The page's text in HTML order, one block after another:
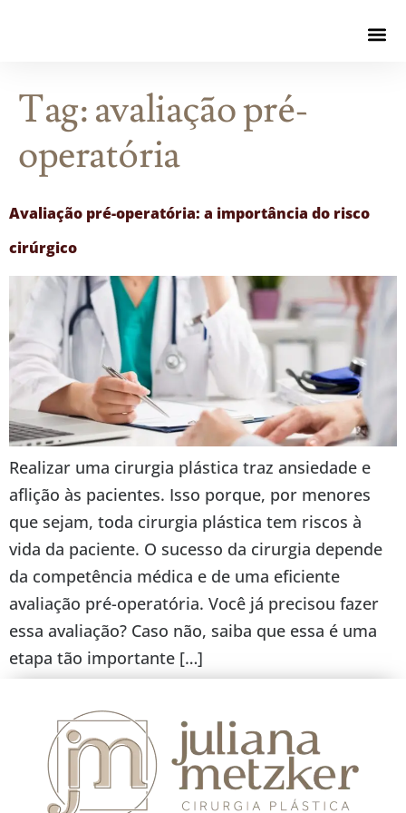
Tag:avaliação pré-
operatória
Avaliação pré-operatória: a importância do risco
cirúrgico
Realizar uma cirurgia plástica traz ansiedade e
aflição às pacientes. Isso porque, por menores
que sejam, toda cirurgia plástica tem riscos à
vida da paciente. O sucesso da cirurgia depende
da competência médica e de uma eficiente
avaliação pré-operatória. Você já precisou fazer
essa avaliação? Caso não, saiba que essa é uma
etapa tão importante […]